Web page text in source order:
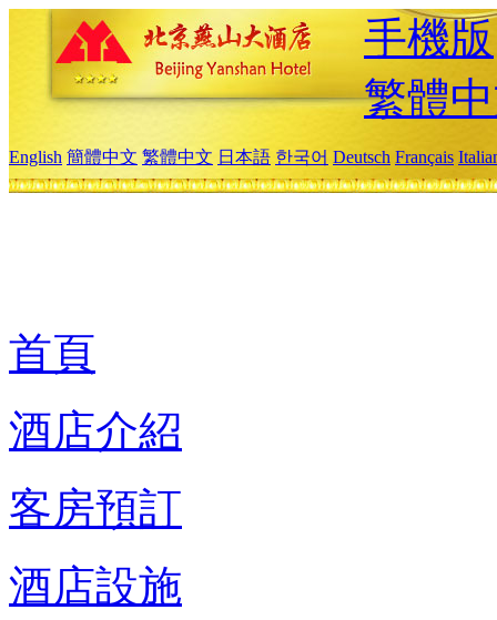
手機版
繁體
English 簡體中文 繁體中文 日本語 한국어 Deutsch Français
首頁
酒店介紹
客房預訂
酒店設施